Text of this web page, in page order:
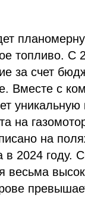
топливо. С
за счет
Вместе с
на
на
в 2024 году.
весьма